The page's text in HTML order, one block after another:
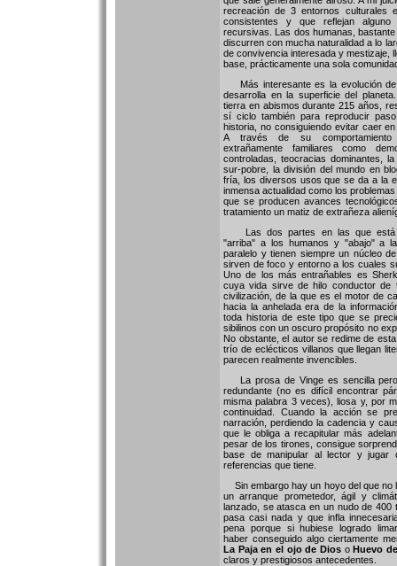
recreación de 3 entornos culturales
consistentes y que reflejan
recursivas. Las dos humanas,
discurren con mucha naturalidad a lo
de convivencia interesada y mestizaje,
base, prácticamente una sola
Más interesante es la evolución
desarrolla en la superficie del
tierra en abismos durante 215 años,
sí ciclo también para reproducir
historia, no consiguiendo evitar caer
A través de su
extrañamente familiares como
controladas, teocracias dominantes,
sur-pobre, la división del mundo en
fría, los diversos usos que se da a la
inmensa actualidad como los
que se producen avances
tratamiento un matiz de extrañeza
Las dos partes en las que está
"arriba" a los humanos y "abajo" a
paralelo y tienen siempre un núcleo
sirven de foco y entorno a los cuales
Uno de los más entrañables es
cuya vida sirve de hilo conductor de
civilización, de la que es el motor de
hacia la anhelada era de la
toda historia de este tipo que se
sibilinos con un oscuro propósito no
No obstante, el autor se redime de
trío de eclécticos villanos que llegan
parecen realmente invencibles.
La prosa de Vinge es sencilla pero
redundante (no es difícil encontrar
misma palabra 3 veces), liosa y, por
continuidad. Cuando la acción se
narración, perdiendo la cadencia y
que le obliga a recapitular más
pesar de los tirones, consigue
base de manipular al lector y
referencias que tiene.
Sin embargo hay un hoyo del que no
un arranque prometedor, ágil y
lanzado, se atasca en un nudo de 400
pasa casi nada y que infla
pena porque si hubiese logrado
haber conseguido algo ciertamente
La Paja en el ojo de DiosoHuevo
claros y prestigiosos antecedentes.